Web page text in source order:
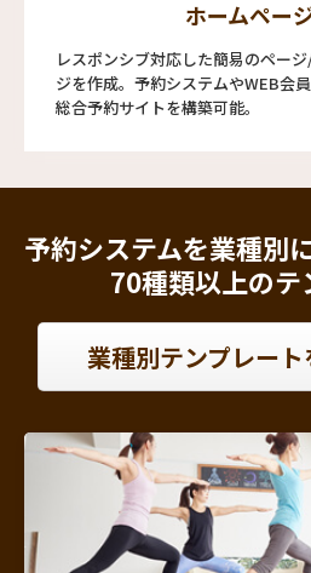
ホームペー
レスポンシブ対応した簡易のペー
ジを作成。予約システムやWEB会
総合予約サイトを構築可能。
予約システムを業種別
70種類以上のテ
業種別テンプレー